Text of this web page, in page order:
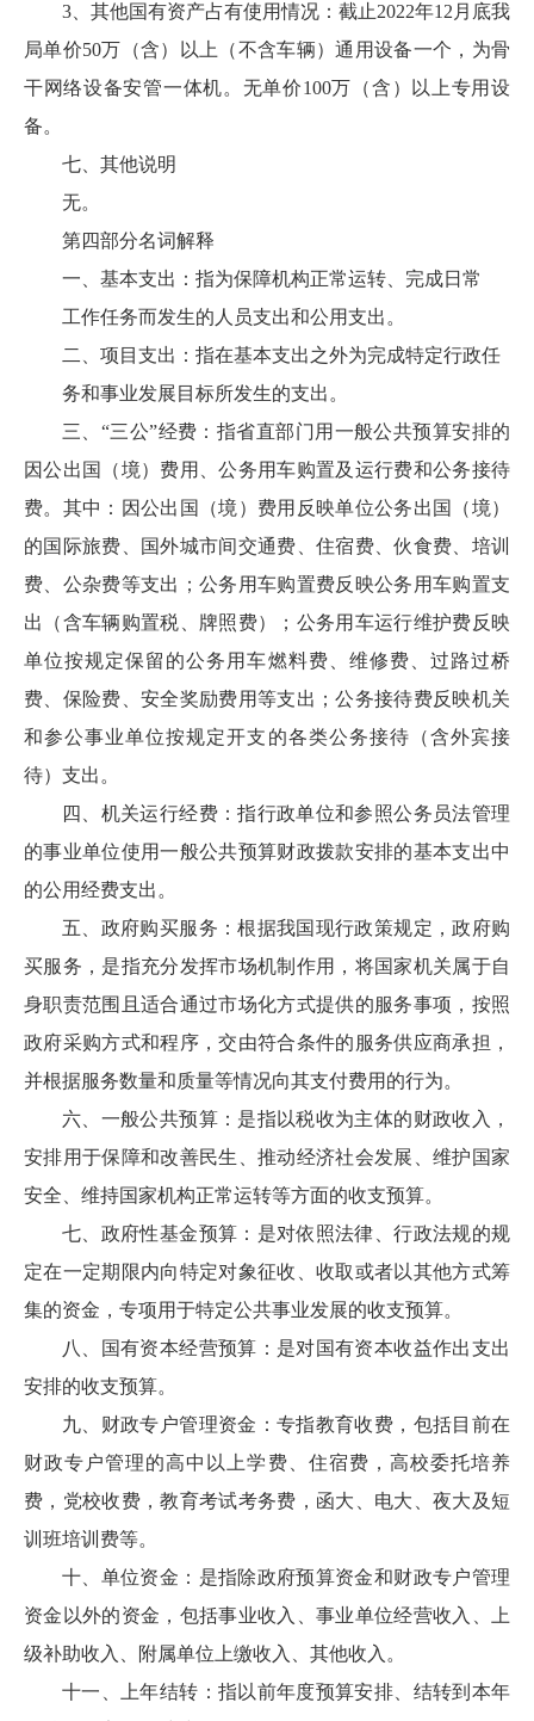
3、其他国有资产占有使用情况：截止2022年12月底我
局单价50万（含）以上（不含车辆）通用设备一个，为骨
干网络设备安管一体机。无单价100万（含）以上专用设
备。
七、其他说明
无。
第四部分名词解释
一、基本支出：指为保障机构正常运转、完成日常
工作任务而发生的人员支出和公用支出。
二、项目支出：指在基本支出之外为完成特定行政任
务和事业发展目标所发生的支出。
三、“三公”经费：指省直部门用一般公共预算安排的
因公出国（境）费用、公务用车购置及运行费和公务接待
费。其中：因公出国（境）费用反映单位公务出国（境）
的国际旅费、国外城市间交通费、住宿费、伙食费、培训
费、公杂费等支出；公务用车购置费反映公务用车购置支
出（含车辆购置税、牌照费）；公务用车运行维护费反映
单位按规定保留的公务用车燃料费、维修费、过路过桥
费、保险费、安全奖励费用等支出；公务接待费反映机关
和参公事业单位按规定开支的各类公务接待（含外宾接
待）支出。
四、机关运行经费：指行政单位和参照公务员法管理
的事业单位使用一般公共预算财政拨款安排的基本支出中
的公用经费支出。
五、政府购买服务：根据我国现行政策规定，政府购
买服务，是指充分发挥市场机制作用，将国家机关属于自
身职责范围且适合通过市场化方式提供的服务事项，按照
政府采购方式和程序，交由符合条件的服务供应商承担，
并根据服务数量和质量等情况向其支付费用的行为。
六、一般公共预算：是指以税收为主体的财政收入，
安排用于保障和改善民生、推动经济社会发展、维护国家
安全、维持国家机构正常运转等方面的收支预算。
七、政府性基金预算：是对依照法律、行政法规的规
定在一定期限内向特定对象征收、收取或者以其他方式筹
集的资金，专项用于特定公共事业发展的收支预算。
八、国有资本经营预算：是对国有资本收益作出支出
安排的收支预算。
九、财政专户管理资金：专指教育收费，包括目前在
财政专户管理的高中以上学费、住宿费，高校委托培养
费，党校收费，教育考试考务费，函大、电大、夜大及短
训班培训费等。
十、单位资金：是指除政府预算资金和财政专户管理
资金以外的资金，包括事业收入、事业单位经营收入、上
级补助收入、附属单位上缴收入、其他收入。
十一、上年结转：指以前年度预算安排、结转到本年